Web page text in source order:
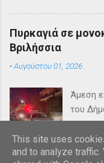
Πυρκαγιά σε
Βριλήσσια
-Αυγούστου 01, 2026
Άμεση
του
This site uses
and to analyze